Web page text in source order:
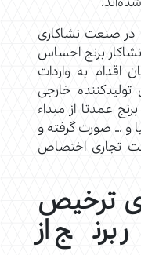
در صنعت نشاکاری
برنج احساس
اقدام به واردات
خارجی
عمدتا از مبداء
و … صورت گرفته و
تجاری اختصاص
ترخیص
برنج از